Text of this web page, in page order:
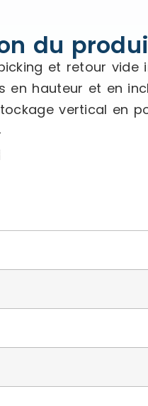
du
et retour
en hauteur et en
vertical en